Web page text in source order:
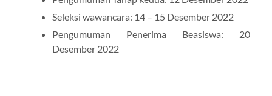
Seleksi wawancara: 14 – 15 Desember 2022
Pengumuman Penerima Beasiswa: 20
Desember 2022